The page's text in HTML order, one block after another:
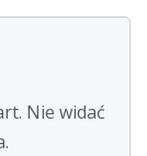
Nie widać